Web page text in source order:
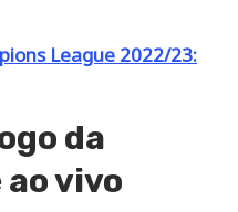
League 2022/23:
da
vivo